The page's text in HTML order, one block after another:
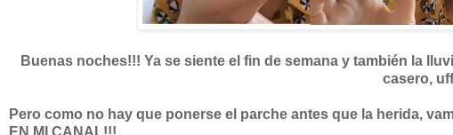
Buenas noches!!! Ya se siente el fin de semana y también la
casero,
Pero como no hay que ponerse el parche antes que la herida,
EN MI CANAL!!!